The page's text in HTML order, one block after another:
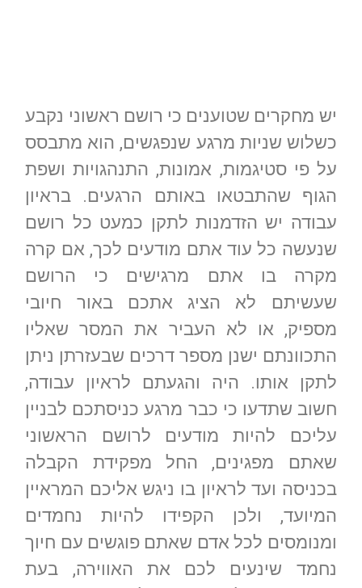
יש מחקרים שטוענים כי רושם ראשוני נקבע
כשלוש שניות מרגע שנפגשים, הוא מתבסס
על פי סטיגמות, אמונות, התנהגויות ושפת
הגוף שהתבטאו באותם הרגעים. בראיון
עבודה יש הזדמנות לתקן כמעט כל רושם
שנעשה כל עוד אתם מודעים לכך, אם קרה
מקרה בו אתם מרגישים כי הרושם
שעשיתם לא הציג אתכם באור חיובי
מספיק, או לא העביר את המסר שאליו
התכוונתם ישנן מספר דרכים שבעזרתן ניתן
לתקן אותו. היה והגעתם לראיון עבודה,
חשוב שתדעו כי כבר מרגע כניסתכם לבניין
עליכם להיות מודעים לרושם הראשוני
שאתם מפגינים, החל מפקידת הקבלה
בכניסה ועד לראיון בו ניגש אליכם המראיין
המיועד, ולכן הקפידו להיות נחמדים
ומנומסים לכל אדם שאתם פוגשים עם חיוך
נחמד שינעים לכם את האווירה, בעת